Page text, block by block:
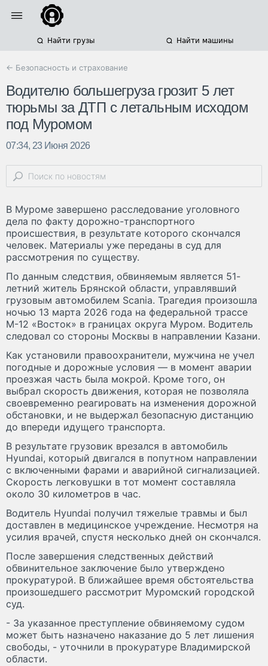
Найти грузы Найти машины
← Безопасность и страхование
Водителю большегруза грозит 5 лет
тюрьмы за ДТП с летальным исходом
под Муромом
07:34, 23 Июня 2026
В Муроме завершено расследование уголовного
дела по факту дорожно-транспортного
происшествия, в результате которого скончался
человек. Материалы уже переданы в суд для
рассмотрения по существу.
По данным следствия, обвиняемым является 51-
летний житель Брянской области, управлявший
грузовым автомобилем Scania. Трагедия произошла
ночью 13 марта 2026 года на федеральной трассе
М-12 «Восток» в границах округа Муром. Водитель
следовал со стороны Москвы в направлении Казани.
Как установили правоохранители, мужчина не учел
погодные и дорожные условия — в момент аварии
проезжая часть была мокрой. Кроме того, он
выбрал скорость движения, которая не позволяла
своевременно реагировать на изменения дорожной
обстановки, и не выдержал безопасную дистанцию
до впереди идущего транспорта.
В результате грузовик врезался в автомобиль
Hyundai, который двигался в попутном направлении
с включенными фарами и аварийной сигнализацией.
Скорость легковушки в тот момент составляла
около 30 километров в час.
Водитель Hyundai получил тяжелые травмы и был
доставлен в медицинское учреждение. Несмотря на
усилия врачей, спустя несколько дней он скончался.
После завершения следственных действий
обвинительное заключение было утверждено
прокуратурой. В ближайшее время обстоятельства
произошедшего рассмотрит Муромский городской
суд.
- За указанное преступление обвиняемому судом
может быть назначено наказание до 5 лет лишения
свободы, - уточнили в прокуратуре Владимирской
области.